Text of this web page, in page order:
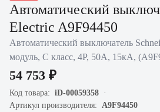
Автоматический
Electric A9F94450
Автоматический выключатель
модуль, C класс, 4P, 50А, 15кА,
54 753 ₽
Код товара: iD-00059358
Артикул производителя: A9F94450